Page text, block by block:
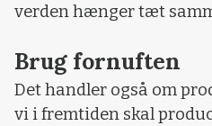
verden hænger tæt
Brug fornuften
Det handler også om
vi i fremtiden skal